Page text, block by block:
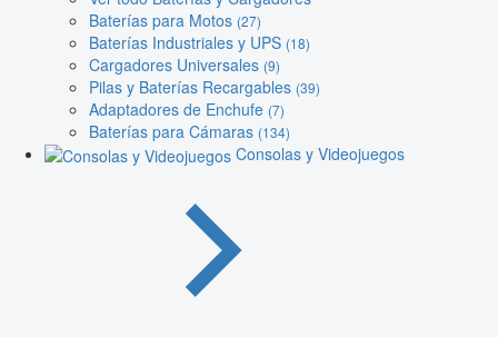
Baterías para Motos (27)
Baterías Industriales y UPS (18)
Cargadores Universales (9)
Pilas y Baterías Recargables (39)
Adaptadores de Enchufe (7)
Baterías para Cámaras (134)
Consolas y Videojuegos